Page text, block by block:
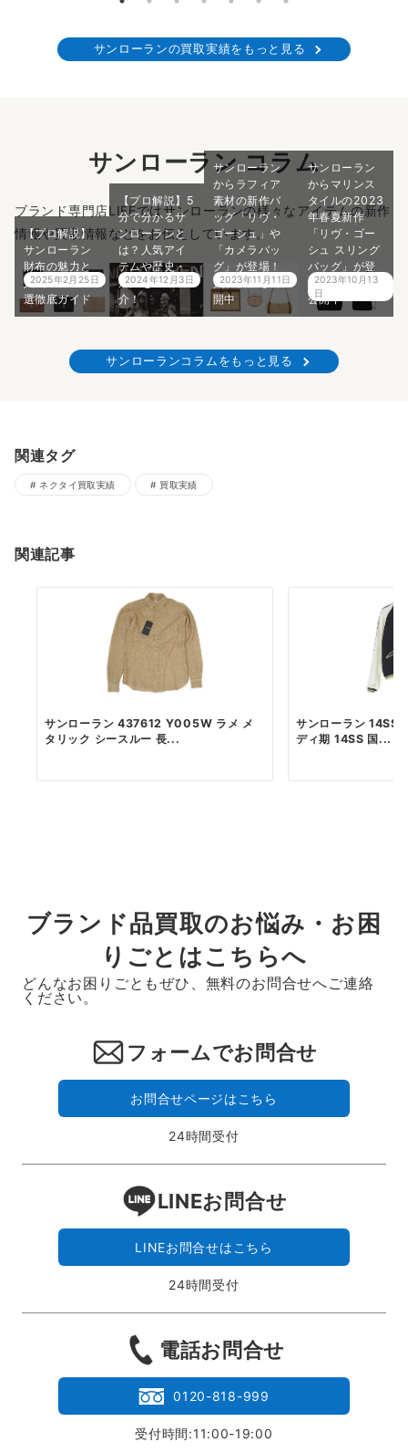
サンローランの買取実績をもっと見る
サンローラン コラム
ブランド専門店LIFEではサンローランの様々なアイテムの新作
情報や買取情報などをお伝えしています。
【プロ解説】
サンローラン
財布の魅力と
人気モデル15
選徹底ガイド
2025年2月25日
【プロ解説】5
分で分かるサ
ンローランと
は？人気アイ
テムや歴史・
魅力をご紹
介！
2024年12月3日
サンローラン
からラフィア
素材の新作バ
ッグ「リヴ・
ゴーシュ」や
「カメラバッ
グ」が登場！
買取価格も公
開中
2023年11月11日
サンローラン
からマリンス
タイルの2023
年春夏新作
「リヴ・ゴー
シュ スリング
バッグ」が登
場！買取価格
公開中
2023年10月13
日
サンローランコラムをもっと見る
関連タグ
ネクタイ買取実績 買取実績
関連記事
サンローラン 437612 Y005W ラメ メ
タリック シースルー 長...
サンローラン
ディ期 14SS 国...
ブランド品買取のお悩み・お困
りごとはこちらへ
どんなお困りごともぜひ、無料のお問合せへご連絡
ください。
フォームでお問合せ
お問合せページはこちら
24時間受付
LINEお問合せ
LINEお問合せはこちら
24時間受付
電話お問合せ
0120-818-999
受付時間:11:00-19:00